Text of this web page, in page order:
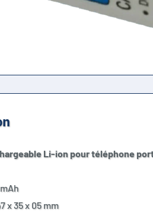
Li-ion pour téléphone
x 35 x 05 mm